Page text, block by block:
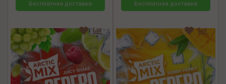
Бесплатная доставка Бесплатная доставка